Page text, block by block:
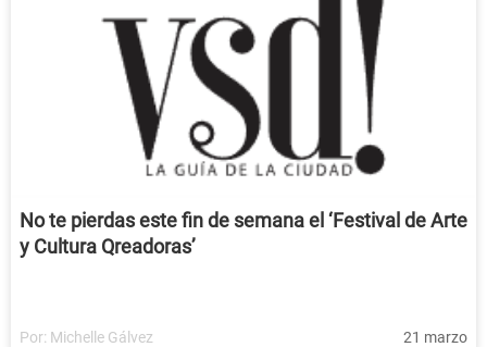
No te pierdas este fin de semana el ‘Festival de Arte
y Cultura Qreadoras’
Por: Michelle Gálvez 21 marzo